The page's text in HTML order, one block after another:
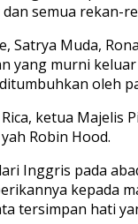
semua rekan-
Muda,
yang murni
oleh
ketua
Robin Hood.
Inggris pada
kepada
tersimpan hati